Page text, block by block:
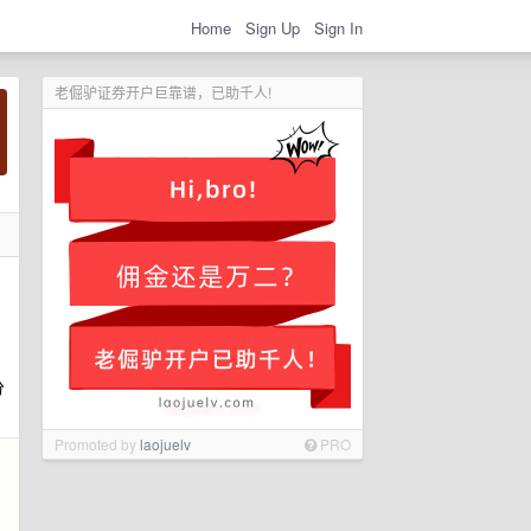
Home Sign Up Sign In
老倔驴证券开户巨靠谱，已助千人!
Promoted bylaojuelv PRO